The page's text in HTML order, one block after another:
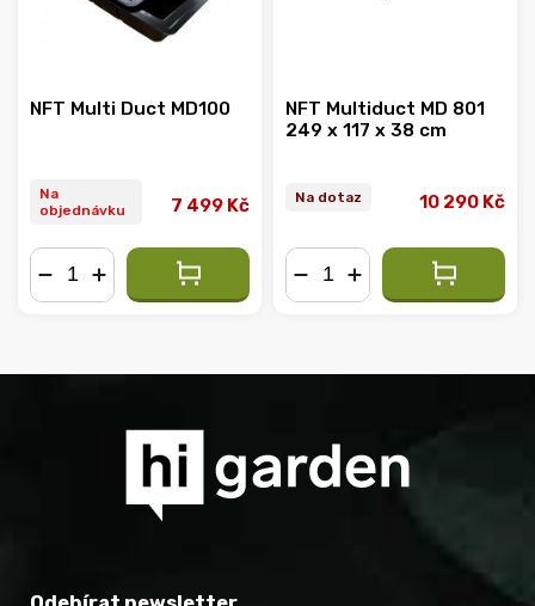
NFT Multi Duct MD100
Na
objednávku
7 499 Kč
NFT Multiduct MD 801
249 x 117 x 38 cm
Na dotaz 10 290 Kč